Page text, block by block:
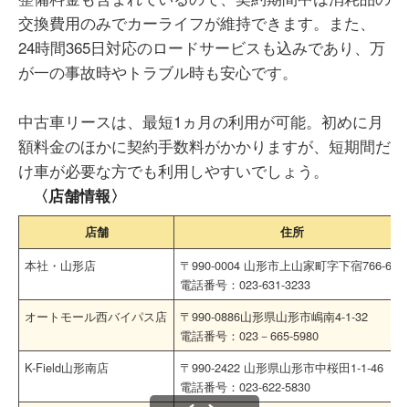
交換費用のみでカーライフが維持できます。また、
24時間365日対応のロードサービスも込みであり、万
が一の事故時やトラブル時も安心です。
中古車リースは、最短1ヵ月の利用が可能。初めに月
額料金のほかに契約手数料がかかりますが、短期間だ
け車が必要な方でも利用しやすいでしょう。
〈店舗情報〉
店舗 住所
本社・山形店
〒990-0004 山形市上山家町字下宿766-6
電話番号：023-631-3233
オートモール西バイパス店
〒990-0886山形県山形市嶋南4-1-32
電話番号：023－665-5980
K-Field山形南店
〒990-2422 山形県山形市中桜田1-1-46
電話番号：023-622-5830